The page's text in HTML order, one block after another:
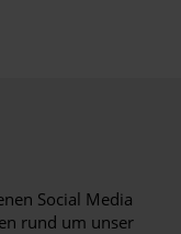
Social Media
rund um unser